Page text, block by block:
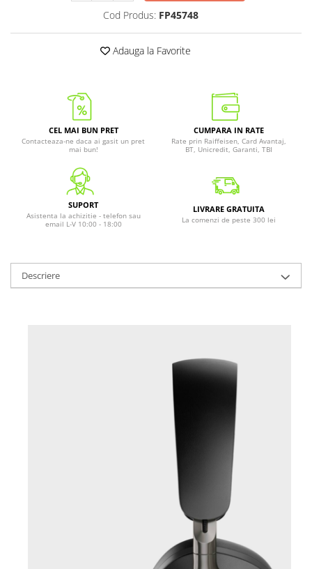
Cod Produs: FP45748
Adauga la Favorite
CEL MAI BUN PRET
Contacteaza-ne daca ai gasit un pret
mai bun!
CUMPARA IN RATE
Rate prin Raiffeisen, Card Avantaj,
BT, Unicredit, Garanti, TBI
SUPORT
Asistenta la achizitie - telefon sau
email L-V 10:00 - 18:00
LIVRARE GRATUITA
La comenzi de peste 300 lei
Descriere